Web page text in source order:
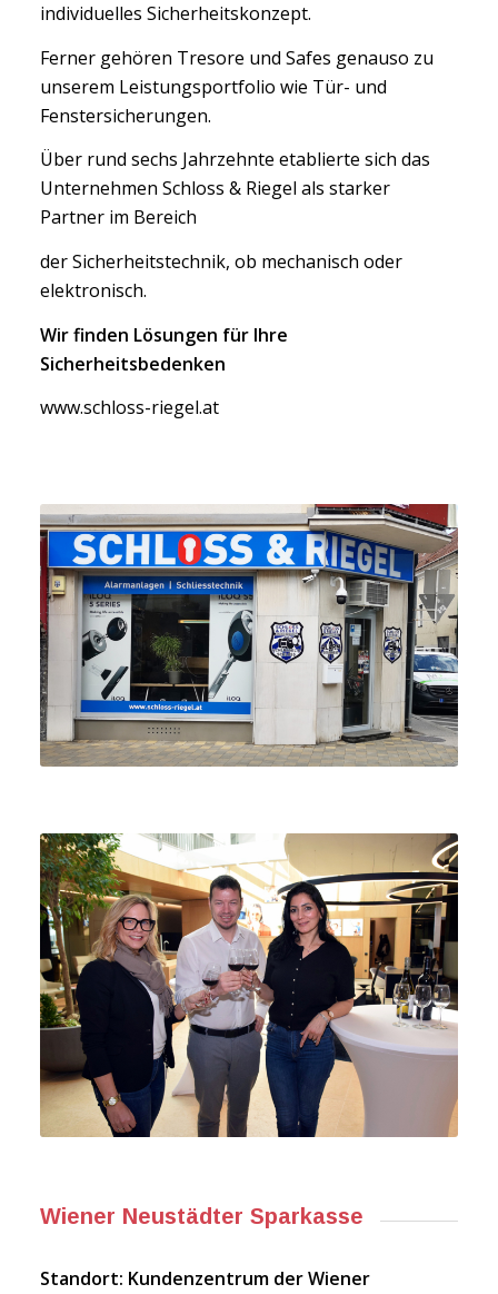
individuelles Sicherheitskonzept.
Ferner gehören Tresore und Safes genauso zu
unserem Leistungsportfolio wie Tür- und
Fenstersicherungen.
Über rund sechs Jahrzehnte etablierte sich das
Unternehmen Schloss & Riegel als starker
Partner im Bereich
der Sicherheitstechnik, ob mechanisch oder
elektronisch.
Wir finden Lösungen für Ihre
Sicherheitsbedenken
www.schloss-riegel.at
Wiener Neustädter Sparkasse
Standort: Kundenzentrum der Wiener